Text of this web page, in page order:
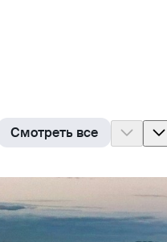
Смотреть все